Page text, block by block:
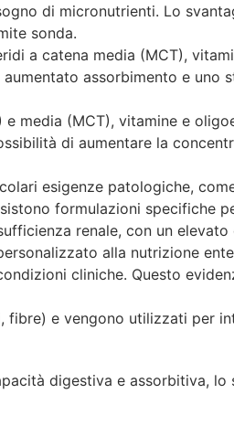
di micronutrienti. Lo
sonda.
a catena media (MCT),
assorbimento e uno
media (MCT), vitamine e
di aumentare la
esigenze patologiche,
formulazioni specifiche
renale, con un
alla nutrizione
cliniche. Questo
e vengono utilizzati per
digestiva e assorbitiva, lo